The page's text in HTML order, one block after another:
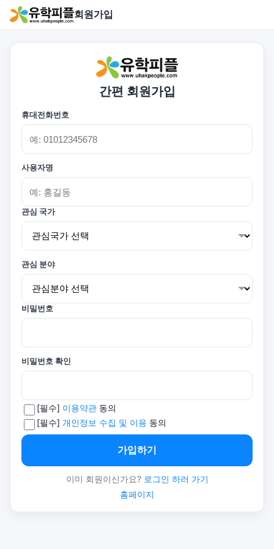
회원가입
간편 회원가입
휴대전화번호
사용자명
관심 국가
관심 분야
비밀번호
비밀번호 확인
[필수] 이용약관 동의
[필수] 개인정보 수집 및 이용 동의
가입하기
이미 회원이신가요? 로그인 하러 가기
홈페이지